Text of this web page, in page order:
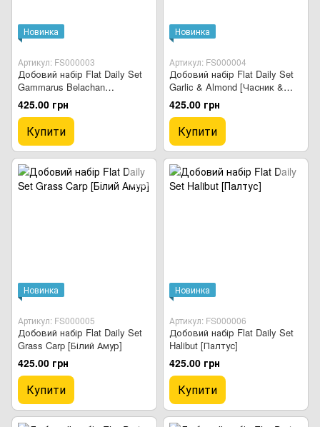
Новинка
Артикул: FS000003
Добовий набір Flat Daily Set
Gammarus Belachan
[Гаммарус & Белочан]
425.00 грн
Купити
Новинка
Артикул: FS000004
Добовий набір Flat Daily Set
Garlic & Almond [Часник &
Мигдаль]
425.00 грн
Купити
Новинка
Артикул: FS000005
Добовий набір Flat Daily Set
Grass Carp [Білий Амур]
425.00 грн
Купити
Новинка
Артикул: FS000006
Добовий набір Flat Daily Set
Halibut [Палтус]
425.00 грн
Купити